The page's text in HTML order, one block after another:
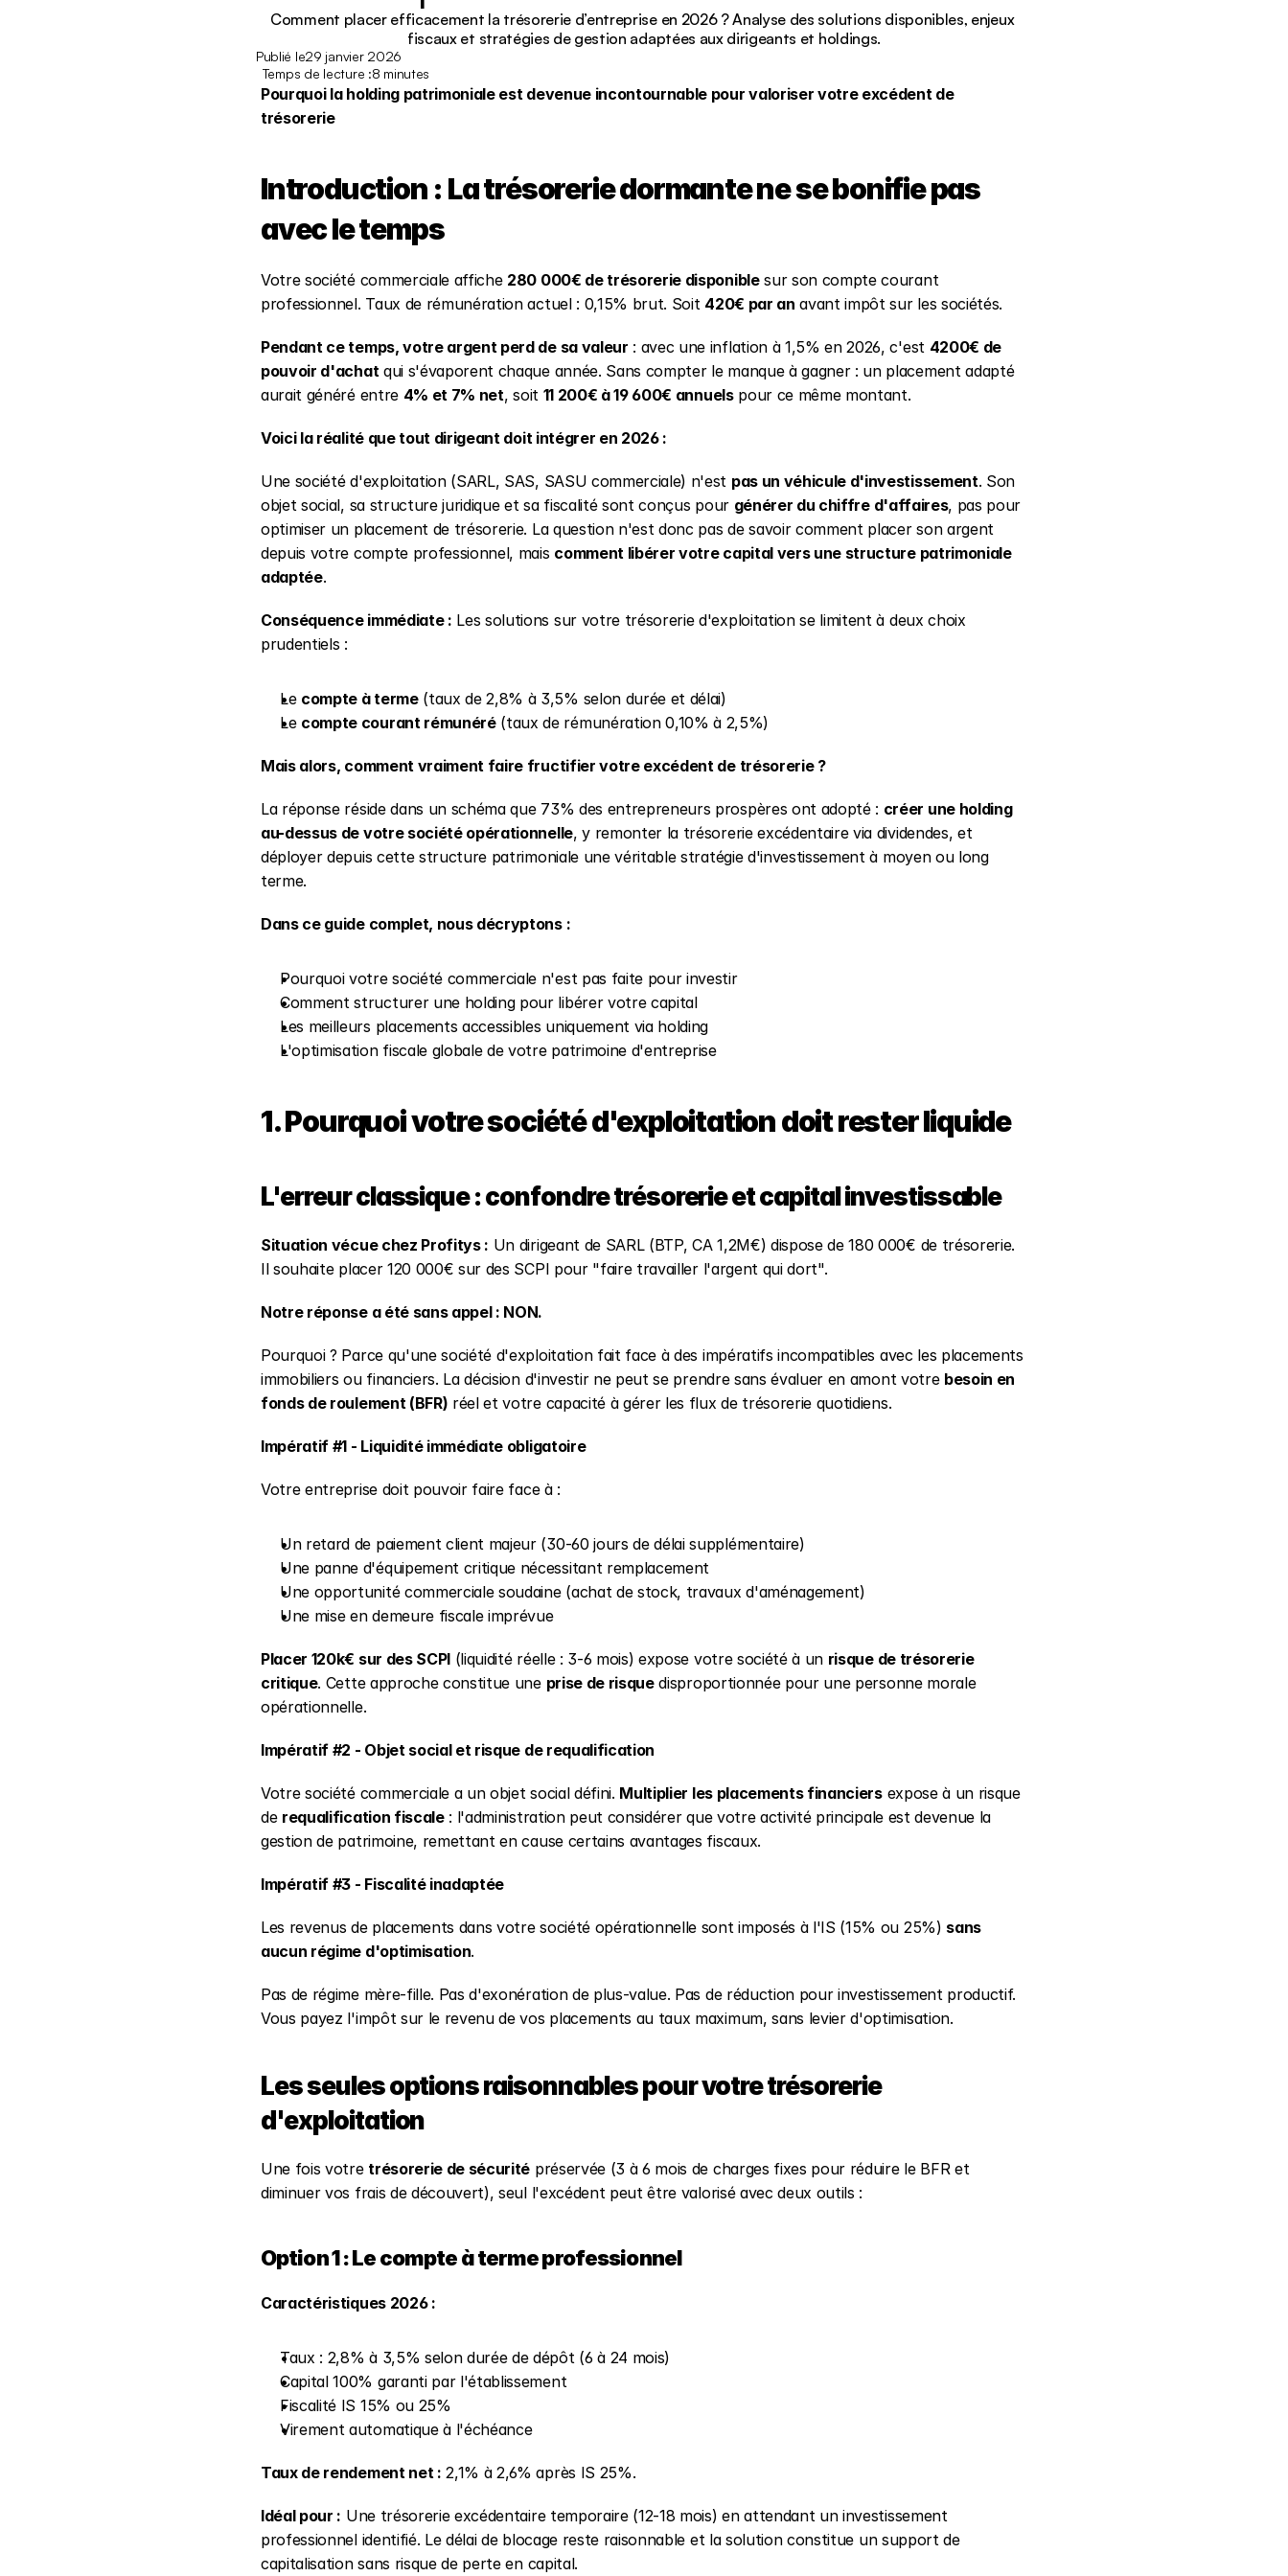
Comment placer efficacement la trésorerie d’entreprise en 2026 ? Analyse des solutions disponibles, enjeux
fiscaux et stratégies de gestion adaptées aux dirigeants et holdings.
Publié le29 janvier 2026
Temps de lecture :8 minutes
Pourquoi la holding patrimoniale est devenue incontournable pour valoriser votre excédent de
trésorerie
Introduction : La trésorerie dormante ne se bonifie pas
avec le temps
Votre société commerciale affiche 280 000€ de trésorerie disponible sur son compte courant
professionnel. Taux de rémunération actuel : 0,15% brut. Soit 420€ par an avant impôt sur les sociétés.
Pendant ce temps, votre argent perd de sa valeur : avec une inflation à 1,5% en 2026, c'est 4200€ de
pouvoir d'achat qui s'évaporent chaque année. Sans compter le manque à gagner : un placement adapté
aurait généré entre 4% et 7% net, soit 11 200€ à 19 600€ annuels pour ce même montant.
Voici la réalité que tout dirigeant doit intégrer en 2026 :
Une société d'exploitation (SARL, SAS, SASU commerciale) n'est pas un véhicule d'investissement. Son
objet social, sa structure juridique et sa fiscalité sont conçus pour générer du chiffre d'affaires, pas pour
optimiser un placement de trésorerie. La question n'est donc pas de savoir comment placer son argent
depuis votre compte professionnel, mais comment libérer votre capital vers une structure patrimoniale
adaptée.
Conséquence immédiate : Les solutions sur votre trésorerie d'exploitation se limitent à deux choix
prudentiels :
Le compte à terme (taux de 2,8% à 3,5% selon durée et délai)
Le compte courant rémunéré (taux de rémunération 0,10% à 2,5%)
Mais alors, comment vraiment faire fructifier votre excédent de trésorerie ?
La réponse réside dans un schéma que 73% des entrepreneurs prospères ont adopté : créer une holding
au-dessus de votre société opérationnelle, y remonter la trésorerie excédentaire via dividendes, et
déployer depuis cette structure patrimoniale une véritable stratégie d'investissement à moyen ou long
terme.
Dans ce guide complet, nous décryptons :
Pourquoi votre société commerciale n'est pas faite pour investir
Comment structurer une holding pour libérer votre capital
Les meilleurs placements accessibles uniquement via holding
L'optimisation fiscale globale de votre patrimoine d'entreprise
1. Pourquoi votre société d'exploitation doit rester liquide
L'erreur classique : confondre trésorerie et capital investissable
Situation vécue chez Profitys : Un dirigeant de SARL (BTP, CA 1,2M€) dispose de 180 000€ de trésorerie.
Il souhaite placer 120 000€ sur des SCPI pour "faire travailler l'argent qui dort".
Notre réponse a été sans appel : NON.
Pourquoi ? Parce qu'une société d'exploitation fait face à des impératifs incompatibles avec les placements
immobiliers ou financiers. La décision d'investir ne peut se prendre sans évaluer en amont votre besoin en
fonds de roulement (BFR) réel et votre capacité à gérer les flux de trésorerie quotidiens.
Impératif #1 - Liquidité immédiate obligatoire
Votre entreprise doit pouvoir faire face à :
Un retard de paiement client majeur (30-60 jours de délai supplémentaire)
Une panne d'équipement critique nécessitant remplacement
Une opportunité commerciale soudaine (achat de stock, travaux d'aménagement)
Une mise en demeure fiscale imprévue
Placer 120k€ sur des SCPI (liquidité réelle : 3-6 mois) expose votre société à un risque de trésorerie
critique. Cette approche constitue une prise de risque disproportionnée pour une personne morale
opérationnelle.
Impératif #2 - Objet social et risque de requalification
Votre société commerciale a un objet social défini. Multiplier les placements financiers expose à un risque
de requalification fiscale : l'administration peut considérer que votre activité principale est devenue la
gestion de patrimoine, remettant en cause certains avantages fiscaux.
Impératif #3 - Fiscalité inadaptée
Les revenus de placements dans votre société opérationnelle sont imposés à l'IS (15% ou 25%) sans
aucun régime d'optimisation.
Pas de régime mère-fille. Pas d'exonération de plus-value. Pas de réduction pour investissement productif.
Vous payez l'impôt sur le revenu de vos placements au taux maximum, sans levier d'optimisation.
Les seules options raisonnables pour votre trésorerie
d'exploitation
Une fois votre trésorerie de sécurité préservée (3 à 6 mois de charges fixes pour réduire le BFR et
diminuer vos frais de découvert), seul l'excédent peut être valorisé avec deux outils :
Option 1 : Le compte à terme professionnel
Caractéristiques 2026 :
Taux : 2,8% à 3,5% selon durée de dépôt (6 à 24 mois)
Capital 100% garanti par l'établissement
Fiscalité IS 15% ou 25%
Virement automatique à l'échéance
Taux de rendement net : 2,1% à 2,6% après IS 25%.
Idéal pour : Une trésorerie excédentaire temporaire (12-18 mois) en attendant un investissement
professionnel identifié. Le délai de blocage reste raisonnable et la solution constitue un support de
capitalisation sans risque de perte en capital.